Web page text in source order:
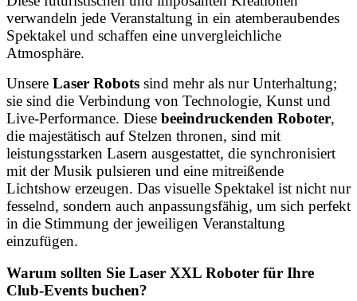
verwandeln jede Veranstaltung in ein atemberaubendes
Spektakel und schaffen eine unvergleichliche
Atmosphäre.
Unsere Laser Robots sind mehr als nur Unterhaltung;
sie sind die Verbindung von Technologie, Kunst und
Live-Performance. Diese beeindruckenden Roboter,
die majestätisch auf Stelzen thronen, sind mit
leistungsstarken Lasern ausgestattet, die synchronisiert
mit der Musik pulsieren und eine mitreißende
Lichtshow erzeugen. Das visuelle Spektakel ist nicht nur
fesselnd, sondern auch anpassungsfähig, um sich perfekt
in die Stimmung der jeweiligen Veranstaltung
einzufügen.
Warum sollten Sie Laser XXL Roboter für Ihre
Club-Events buchen?